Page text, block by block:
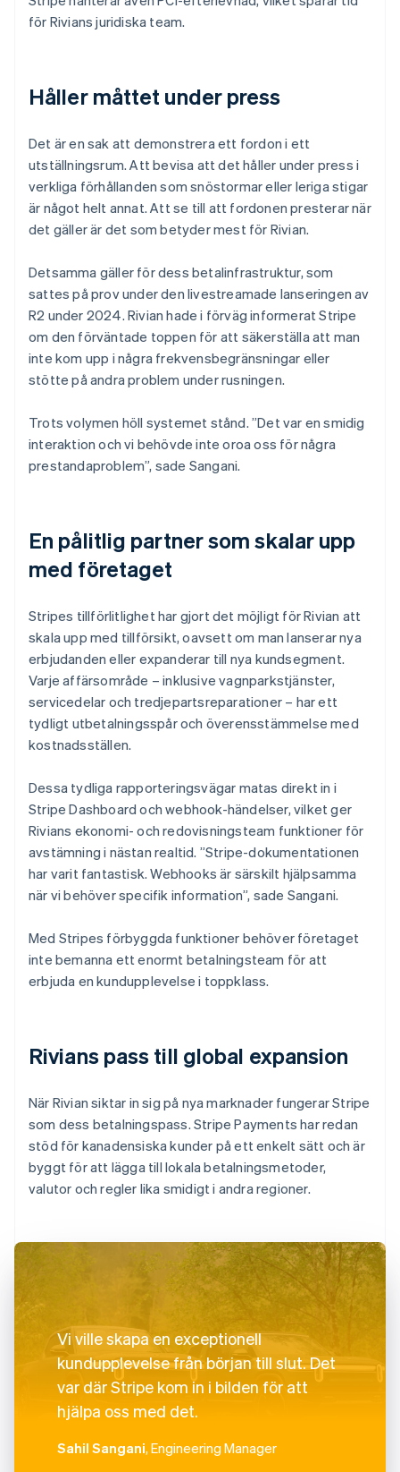
för Rivians juridiska team.
Håller måttet under press
Det är en sak att demonstrera ett fordon i ett
utställningsrum. Att bevisa att det håller under press i
verkliga förhållanden som snöstormar eller leriga stigar
är något helt annat. Att se till att fordonen presterar när
det gäller är det som betyder mest för Rivian.
Detsamma gäller för dess betalinfrastruktur, som
sattes på prov under den livestreamade lanseringen av
R2 under 2024. Rivian hade i förväg informerat Stripe
om den förväntade toppen för att säkerställa att man
inte kom upp i några frekvensbegränsningar eller
stötte på andra problem under rusningen.
Trots volymen höll systemet stånd. ”Det var en smidig
interaktion och vi behövde inte oroa oss för några
prestandaproblem”, sade Sangani.
En pålitlig partner som skalar upp
med företaget
Stripes tillförlitlighet har gjort det möjligt för Rivian att
skala upp med tillförsikt, oavsett om man lanserar nya
erbjudanden eller expanderar till nya kundsegment.
Varje affärsområde – inklusive vagnparkstjänster,
servicedelar och tredjepartsreparationer – har ett
tydligt utbetalningsspår och överensstämmelse med
kostnadsställen.
Dessa tydliga rapporteringsvägar matas direkt in i
Stripe Dashboard och webhook-händelser, vilket ger
Rivians ekonomi- och redovisningsteam funktioner för
avstämning i nästan realtid. ”Stripe-dokumentationen
har varit fantastisk. Webhooks är särskilt hjälpsamma
när vi behöver specifik information”, sade Sangani.
Med Stripes förbyggda funktioner behöver företaget
inte bemanna ett enormt betalningsteam för att
erbjuda en kundupplevelse i toppklass.
Rivians pass till global expansion
När Rivian siktar in sig på nya marknader fungerar Stripe
som dess betalningspass. Stripe Payments har redan
stöd för kanadensiska kunder på ett enkelt sätt och är
byggt för att lägga till lokala betalningsmetoder,
valutor och regler lika smidigt i andra regioner.
Vi ville skapa en exceptionell
kundupplevelse från början till slut. Det
var där Stripe kom in i bilden för att
hjälpa oss med det.
Sahil Sangani, Engineering Manager